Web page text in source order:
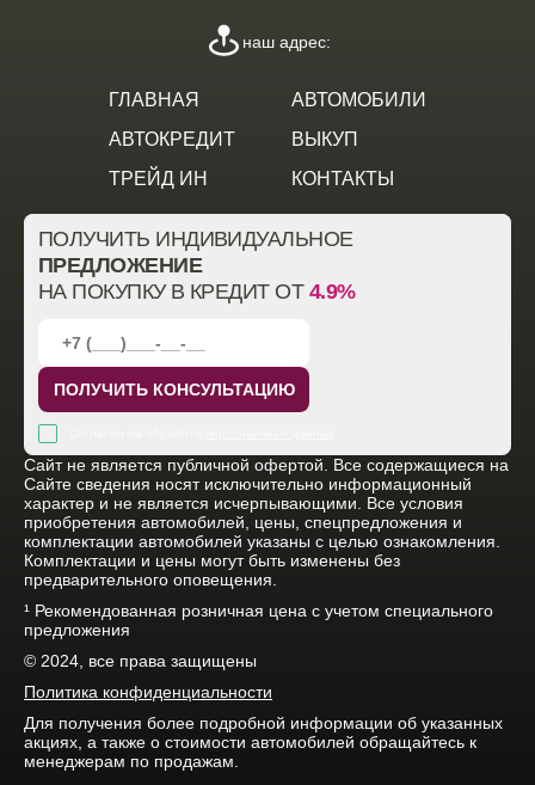
ГЛАВНАЯ
АВТОМОБИЛИ
АВТОКРЕДИТ
ВЫКУП
ТРЕЙД ИН
КОНТАКТЫ
наш адрес:
ПОЛУЧИТЬ ИНДИВИДУАЛЬНОЕ
ПРЕДЛОЖЕНИЕ
НА ПОКУПКУ В КРЕДИТ ОТ 4.9%
ПОЛУЧИТЬ КОНСУЛЬТАЦИЮ
Cайт не является публичной офертой. Все содержащиеся на
Сайте сведения носят исключительно информационный
характер и не является исчерпывающими. Все условия
приобретения автомобилей, цены, спецпредложения и
комплектации автомобилей указаны с целью ознакомления.
Комплектации и цены могут быть изменены без
предварительного оповещения.
¹ Рекомендованная розничная цена с учетом специального
предложения
© 2024, все права защищены
Политика конфиденциальности
Для получения более подробной информации об указанных
акциях, а также о стоимости автомобилей обращайтесь к
менеджерам по продажам.